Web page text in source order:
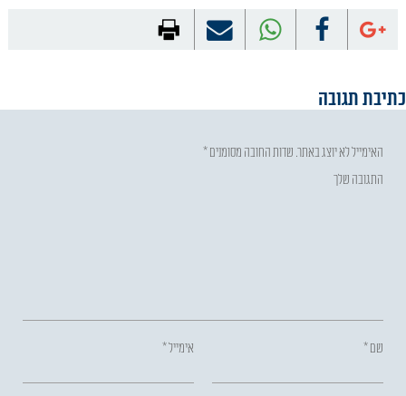
כתיבת תגובה
האימייל לא יוצג באתר. שדות החובה מסומנים*
התגובה שלך
שם* אימייל*